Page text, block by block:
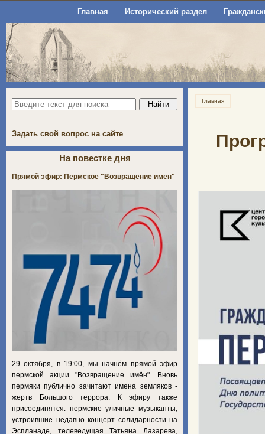
Главная Исторический раздел
Главная
Задать свой вопрос на сайте
На повестке дня
Прямой эфир: Пермское "Возвращение имён"
29 октября, в 19:00, мы начнём прямой эфир
пермской акции "Возвращение имён". Вновь
пермяки публично зачитают имена земляков -
жертв Большого террора. К эфиру также
присоединятся: пермские уличные музыканты,
устроившие недавно концерт солидарности на
Эспланаде, телеведущая Татьяна Лазарева,